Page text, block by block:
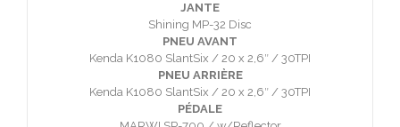
JANTE
Shining MP-32 Disc
PNEU AVANT
Kenda K1080 SlantSix / 20 x 2,6″ / 30TPI
PNEU ARRIÈRE
Kenda K1080 SlantSix / 20 x 2,6″ / 30TPI
PÉDALE